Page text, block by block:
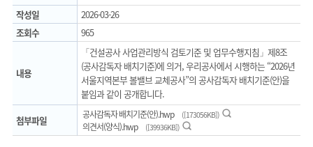
작성일
2026-03-26
조회수
965
내용
「건설공사 사업관리방식 검토기준 및 업무수행지침」제8조
(공사감독자 배치기준)에 의거, 우리공사에서 시행하는 “2026년
서울지역본부 볼밸브 교체공사”의 공사감독자 배치기준(안)을
붙임과 같이 공개합니다.
첨부파일
공사감독자 배치기준(안).hwp ([173056KB])미리보기
의견서(양식).hwp
([39936KB])미리보기